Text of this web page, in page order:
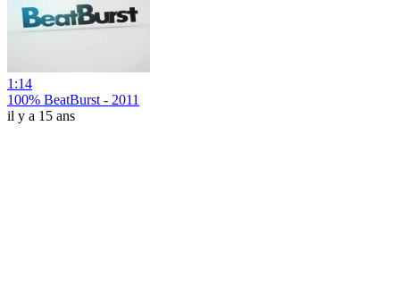
1:14
100% BeatBurst - 2011
il y a 15 ans